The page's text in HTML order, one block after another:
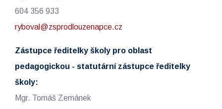
604 356 933
ryboval@zsprodlouzenapce.cz
Zástupce ředitelky školy pro oblast
pedagogickou - statutární zástupce ředitelky
školy:
Mgr. Tomáš Zemánek